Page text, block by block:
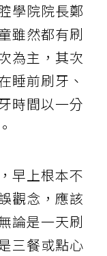
學院院長鄭
雖然都有刷
為主，其次
睡前刷牙、
時間以一分
早上根本不
觀念，應該
論是一天刷
三餐或點心